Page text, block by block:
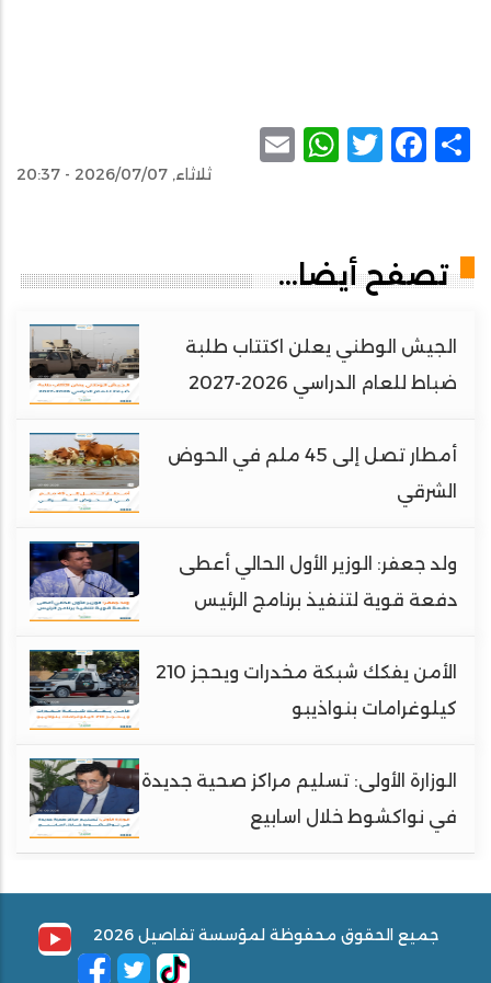
Share
Facebook
Twitter
WhatsApp
ثلاثاء, 2026/07/07 - 20:37
تصفح أيضا...
الجيش الوطني يعلن اكتتاب طلبة
ضباط للعام الدراسي 2026-2027
أمطار تصل إلى 45 ملم في الحوض
الشرقي
ولد جعفر: الوزير الأول الحالي أعطى
دفعة قوية لتنفيذ برنامج الرئيس
الأمن يفكك شبكة مخدرات ويحجز 210
كيلوغرامات بنواذيبو
الوزارة الأولى: تسليم مراكز صحية جديدة
في نواكشوط خلال اسابيع
جميع الحقوق محفوظة لمؤسسة تفاصيل 2026